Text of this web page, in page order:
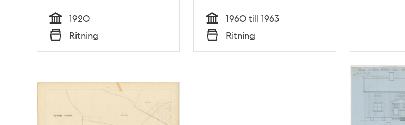
Tid
1920
Typ
Ritning Tid
1960 till 1963
Typ
Ritning